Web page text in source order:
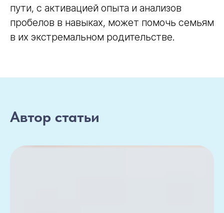
пути, с активацией опыта и анализов
пробелов в навыках, может помочь семьям
в их экстремальном родительстве.
Автор статьи